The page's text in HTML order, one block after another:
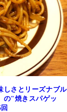
しさとリーズナブル
の"焼きスパゲッ